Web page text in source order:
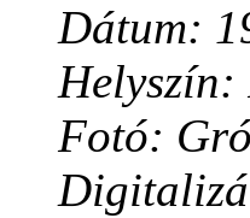
Dátum:
Helyszín:
Fotó: